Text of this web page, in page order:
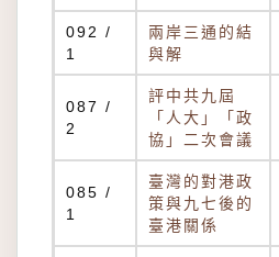
092 /
1
兩岸三通的結
與解
087 /
2
評中共九屆
「人大」「政
協」二次會議
085 /
1
臺灣的對港政
策與九七後的
臺港關係